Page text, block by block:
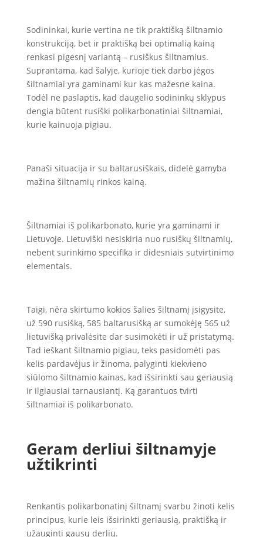
Sodininkai, kurie vertina ne tik praktišką šiltnamio
konstrukciją, bet ir praktišką bei optimalią kainą
renkasi pigesnį variantą – rusiškus šiltnamius.
Suprantama, kad šalyje, kurioje tiek darbo jėgos
šiltnamiai yra gaminami kur kas mažesne kaina.
Todėl ne paslaptis, kad daugelio sodininkų sklypus
dengia būtent rusiški polikarbonatiniai šiltnamiai,
kurie kainuoja pigiau.
Panaši situacija ir su baltarusiškais, didelė gamyba
mažina šiltnamių rinkos kainą.
Šiltnamiai iš polikarbonato, kurie yra gaminami ir
Lietuvoje. Lietuviški nesiskiria nuo rusiškų šiltnamių,
nebent surinkimo specifika ir didesniais sutvirtinimo
elementais.
Taigi, nėra skirtumo kokios šalies šiltnamį įsigysite,
už 590 rusišką, 585 baltarusišką ar sumokėję 565 už
lietuvišką privalėsite dar susimokėti ir už pristatymą.
Tad ieškant šiltnamio pigiau, teks pasidomėti pas
kelis pardavėjus ir žinoma, palyginti kiekvieno
siūlomo šiltnamio kainas, kad išsirinkti sau geriausią
ir ilgiausiai tarnausiantį. Ką garantuos tvirti
šiltnamiai iš polikarbonato.
Geram derliui šiltnamyje
užtikrinti
Renkantis polikarbonatinį šiltnamį svarbu žinoti kelis
principus, kurie leis išsirinkti geriausią, praktišką ir
užauginti gausų derlių.